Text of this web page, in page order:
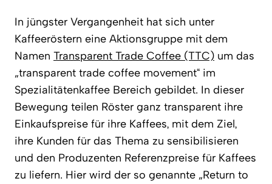
In jüngster Vergangenheit hat sich unter
Kaffeeröstern eine Aktionsgruppe mit dem
Namen Transparent Trade Coffee (TTC) um das
„transparent trade coffee movement“ im
Spezialitätenkaffee Bereich gebildet. In dieser
Bewegung teilen Röster ganz transparent ihre
Einkaufspreise für ihre Kaffees, mit dem Ziel,
ihre Kunden für das Thema zu sensibilisieren
und den Produzenten Referenzpreise für Kaffees
zu liefern. Hier wird der so genannte „Return to